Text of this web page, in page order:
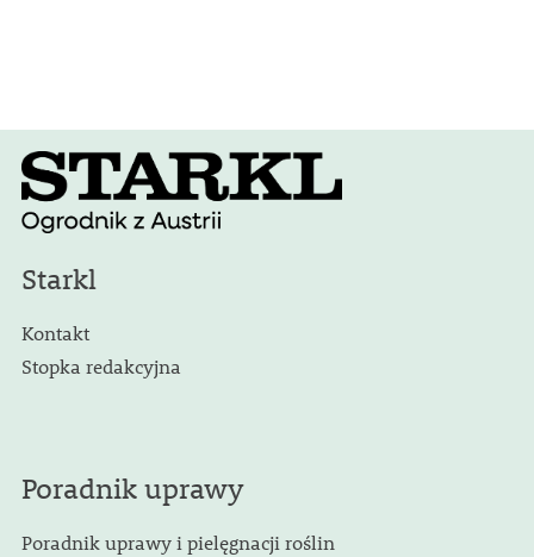
Starkl
Kontakt
Stopka redakcyjna
Poradnik uprawy
Poradnik uprawy i pielęgnacji roślin